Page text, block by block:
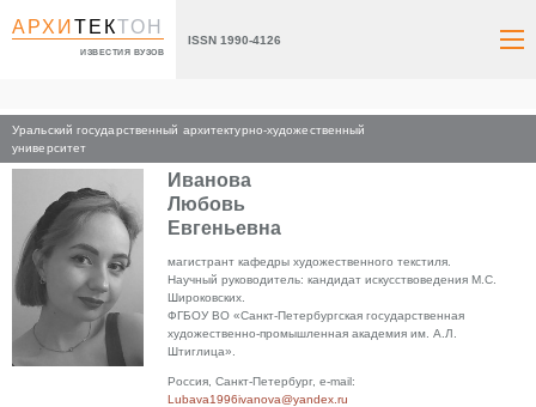
АРХИТЕКТОН
ИЗВЕСТИЯ ВУЗОВ
ISSN 1990-4126
Уральский государственный архитектурно-художественный
университет
Главная
Иванова
Любовь
Евгеньевна
магистрант кафедры художественного текстиля.
Научный руководитель: кандидат искусствоведения М.С.
Широковских.
ФГБОУ ВО «Санкт-Петербургская государственная
художественно-промышленная академия им. А.Л.
Штиглица».
Россия, Санкт-Петербург, e-mail:
Lubava1996ivanova@yandex.ru